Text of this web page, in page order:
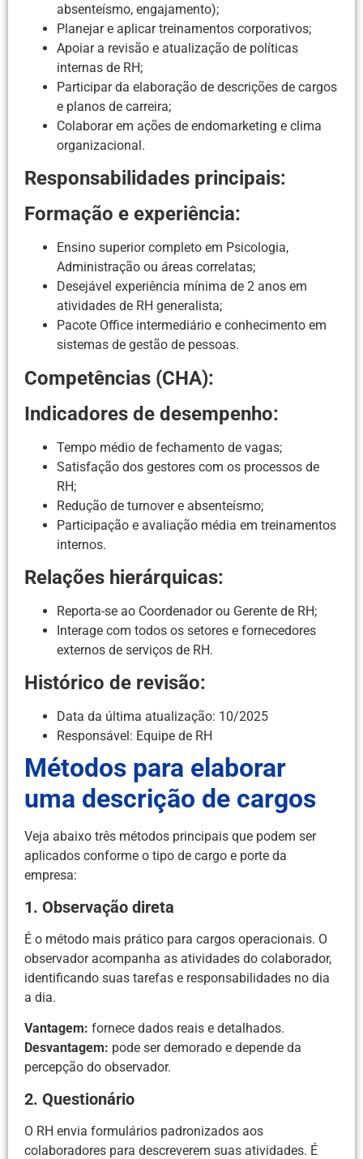
absenteísmo, engajamento);
Planejar e aplicar treinamentos corporativos;
Apoiar a revisão e atualização de políticas
internas de RH;
Participar da elaboração de descrições de cargos
e planos de carreira;
Colaborar em ações de endomarketing e clima
organizacional.
Responsabilidades principais:
Formação e experiência:
Ensino superior completo em Psicologia,
Administração ou áreas correlatas;
Desejável experiência mínima de 2 anos em
atividades de RH generalista;
Pacote Office intermediário e conhecimento em
sistemas de gestão de pessoas.
Competências (CHA):
Indicadores de desempenho:
Tempo médio de fechamento de vagas;
Satisfação dos gestores com os processos de
RH;
Redução de turnover e absenteísmo;
Participação e avaliação média em treinamentos
internos.
Relações hierárquicas:
Reporta-se ao Coordenador ou Gerente de RH;
Interage com todos os setores e fornecedores
externos de serviços de RH.
Histórico de revisão:
Data da última atualização: 10/2025
Responsável: Equipe de RH
Métodos para elaborar
uma descrição de cargos
Veja abaixo três métodos principais que podem ser
aplicados conforme o tipo de cargo e porte da
empresa:
1. Observação direta
É o método mais prático para cargos operacionais. O
observador acompanha as atividades do colaborador,
identificando suas tarefas e responsabilidades no dia
a dia.
Vantagem: fornece dados reais e detalhados.
Desvantagem: pode ser demorado e depende da
percepção do observador.
2. Questionário
O RH envia formulários padronizados aos
colaboradores para descreverem suas atividades. É